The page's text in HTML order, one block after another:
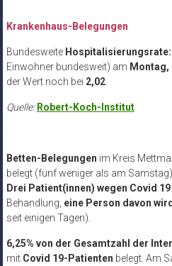
Krankenhaus-Belegungen
Bundesweite Hospitalisierungsrate:
Einwohner bundesweit) am Montag,
der Wert noch bei 2,02.
Quelle: Robert-Koch-Institut
Betten-Belegungen im Kreis
belegt (fünf weniger als am
Drei Patient(innen) wegen Covid
Behandlung, eine Person davon wird
seit einigen Tagen).
6,25% von der Gesamtzahl der
mitCovid 19-Patienten belegt. Am